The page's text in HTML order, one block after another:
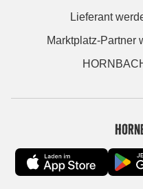
Lieferant
Marktplatz-Partner